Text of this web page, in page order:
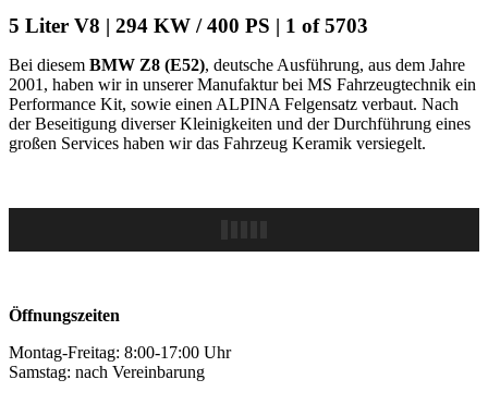
5 Liter V8 | 294 KW / 400 PS | 1 of 5703
Bei diesem BMW Z8 (E52), deutsche Ausführung, aus dem Jahre
2001, haben wir in unserer Manufaktur bei MS Fahrzeugtechnik ein
Performance Kit, sowie einen ALPINA Felgensatz verbaut. Nach
der Beseitigung diverser Kleinigkeiten und der Durchführung eines
großen Services haben wir das Fahrzeug Keramik versiegelt.
Öffnungszeiten
Montag-Freitag: 8:00-17:00 Uhr
Samstag: nach Vereinbarung